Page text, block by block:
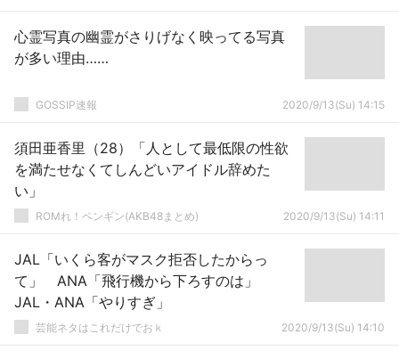
心霊写真の幽霊がさりげなく映ってる写真
が多い理由……
GOSSIP速報 2020/9/13(Su) 14:15
須田亜香里（28）「人として最低限の性欲
を満たせなくてしんどいアイドル辞めた
い」
ROMれ！ペンギン(AKB48まとめ) 2020/9/13(Su) 14:11
JAL「いくら客がマスク拒否したからっ
て」 ANA「飛行機から下ろすのは」
JAL・ANA「やりすぎ」
芸能ネタはこれだけでおｋ 2020/9/13(Su) 14:10